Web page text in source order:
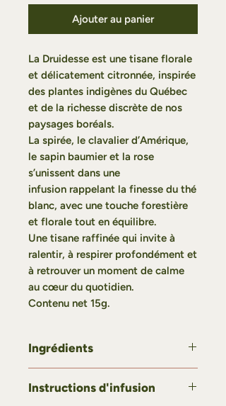
Ajouter au panier
La Druidesse est une tisane florale
et délicatement citronnée, inspirée
des plantes indigènes du Québec
et de la richesse discrète de nos
paysages boréals.
La spirée, le clavalier d’Amérique,
le sapin baumier et la rose
s’unissent dans une
infusion rappelant la finesse du thé
blanc, avec une touche forestière
et florale tout en équilibre.
Une tisane raffinée qui invite à
ralentir, à respirer profondément et
à retrouver un moment de calme
au cœur du quotidien.
Contenu net 15g.
Ingrédients
baumier, rose
Instructions d'infusion